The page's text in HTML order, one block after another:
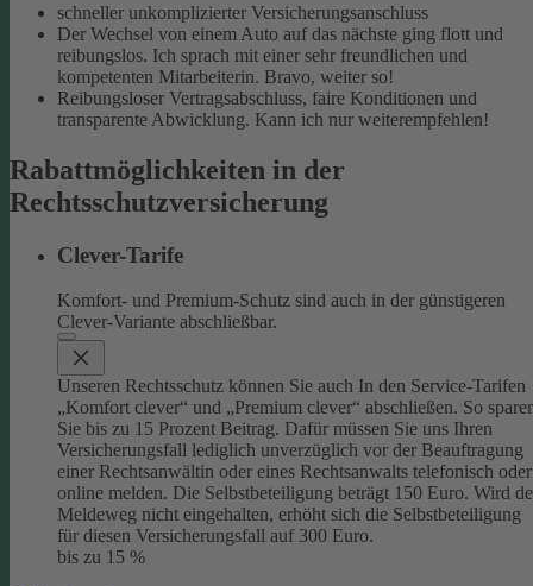
schneller unkomplizierter Versicherungsanschluss
Der Wechsel von einem Auto auf das nächste ging flott und
reibungslos. Ich sprach mit einer sehr freundlichen und
kompetenten Mitarbeiterin. Bravo, weiter so!
Reibungsloser Vertragsabschluss, faire Konditionen und
transparente Abwicklung. Kann ich nur weiterempfehlen!
Rabattmöglichkeiten in der
Rechtsschutzversicherung
Clever-Tarife
Komfort- und Premium-Schutz sind auch in der günstigeren
Clever-Variante abschließbar.
Unseren Rechtsschutz können Sie auch In den Service-Tarifen
„Komfort clever“ und „Premium clever“ abschließen. So
Sie bis zu 15 Prozent Beitrag. Dafür müssen Sie uns Ihren
Versicherungsfall lediglich unverzüglich vor der Beauftragung
einer Rechtsanwältin oder eines Rechtsanwalts telefonisch oder
online melden. Die Selbstbeteiligung beträgt 150 Euro. Wird
Meldeweg nicht eingehalten, erhöht sich die Selbstbeteiligung
für diesen Versicherungsfall auf 300 Euro.
bis zu 15 %